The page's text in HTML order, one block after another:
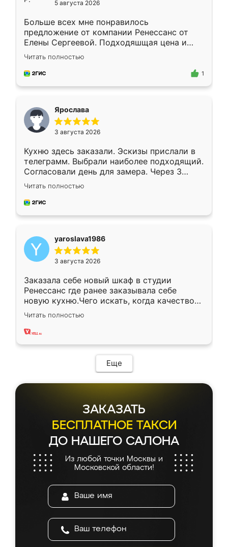
5 августа 2026
Больше всех мне понравилось
предложение от компании Ренессанс от
Елены Сергеевой. Подходяшщая цена и
короткие сроки изготовления. Приехавший
для замера сотрудник Владислав
предложил по моему эскизу самый
Читать полностью
1
Ярослава
3 августа 2026
Кухню здесь заказали. Эскизы прислали в
телеграмм. Выбрали наиболее подходящий.
Согласовали день для замера. Через 3
недели кухня была уже готова. Остались
довольны работой. Спасибо Ренессанс
мебель за качественную работу!
Читать полностью
yaroslava1986
3 августа 2026
Заказала себе новый шкаф в студии
Ренессанс где ранее заказывала себе
новую кухню.Чего искать, когда качеством
вполне довольна. Служит кухня уже почти
два года, нареканий нет.
Читать полностью
Еще
ЗАКАЗАТЬ
БЕСПЛАТНОЕ ТАКСИ
ДО НАШЕГО САЛОНА
Из любой точки Москвы и
Московской области!